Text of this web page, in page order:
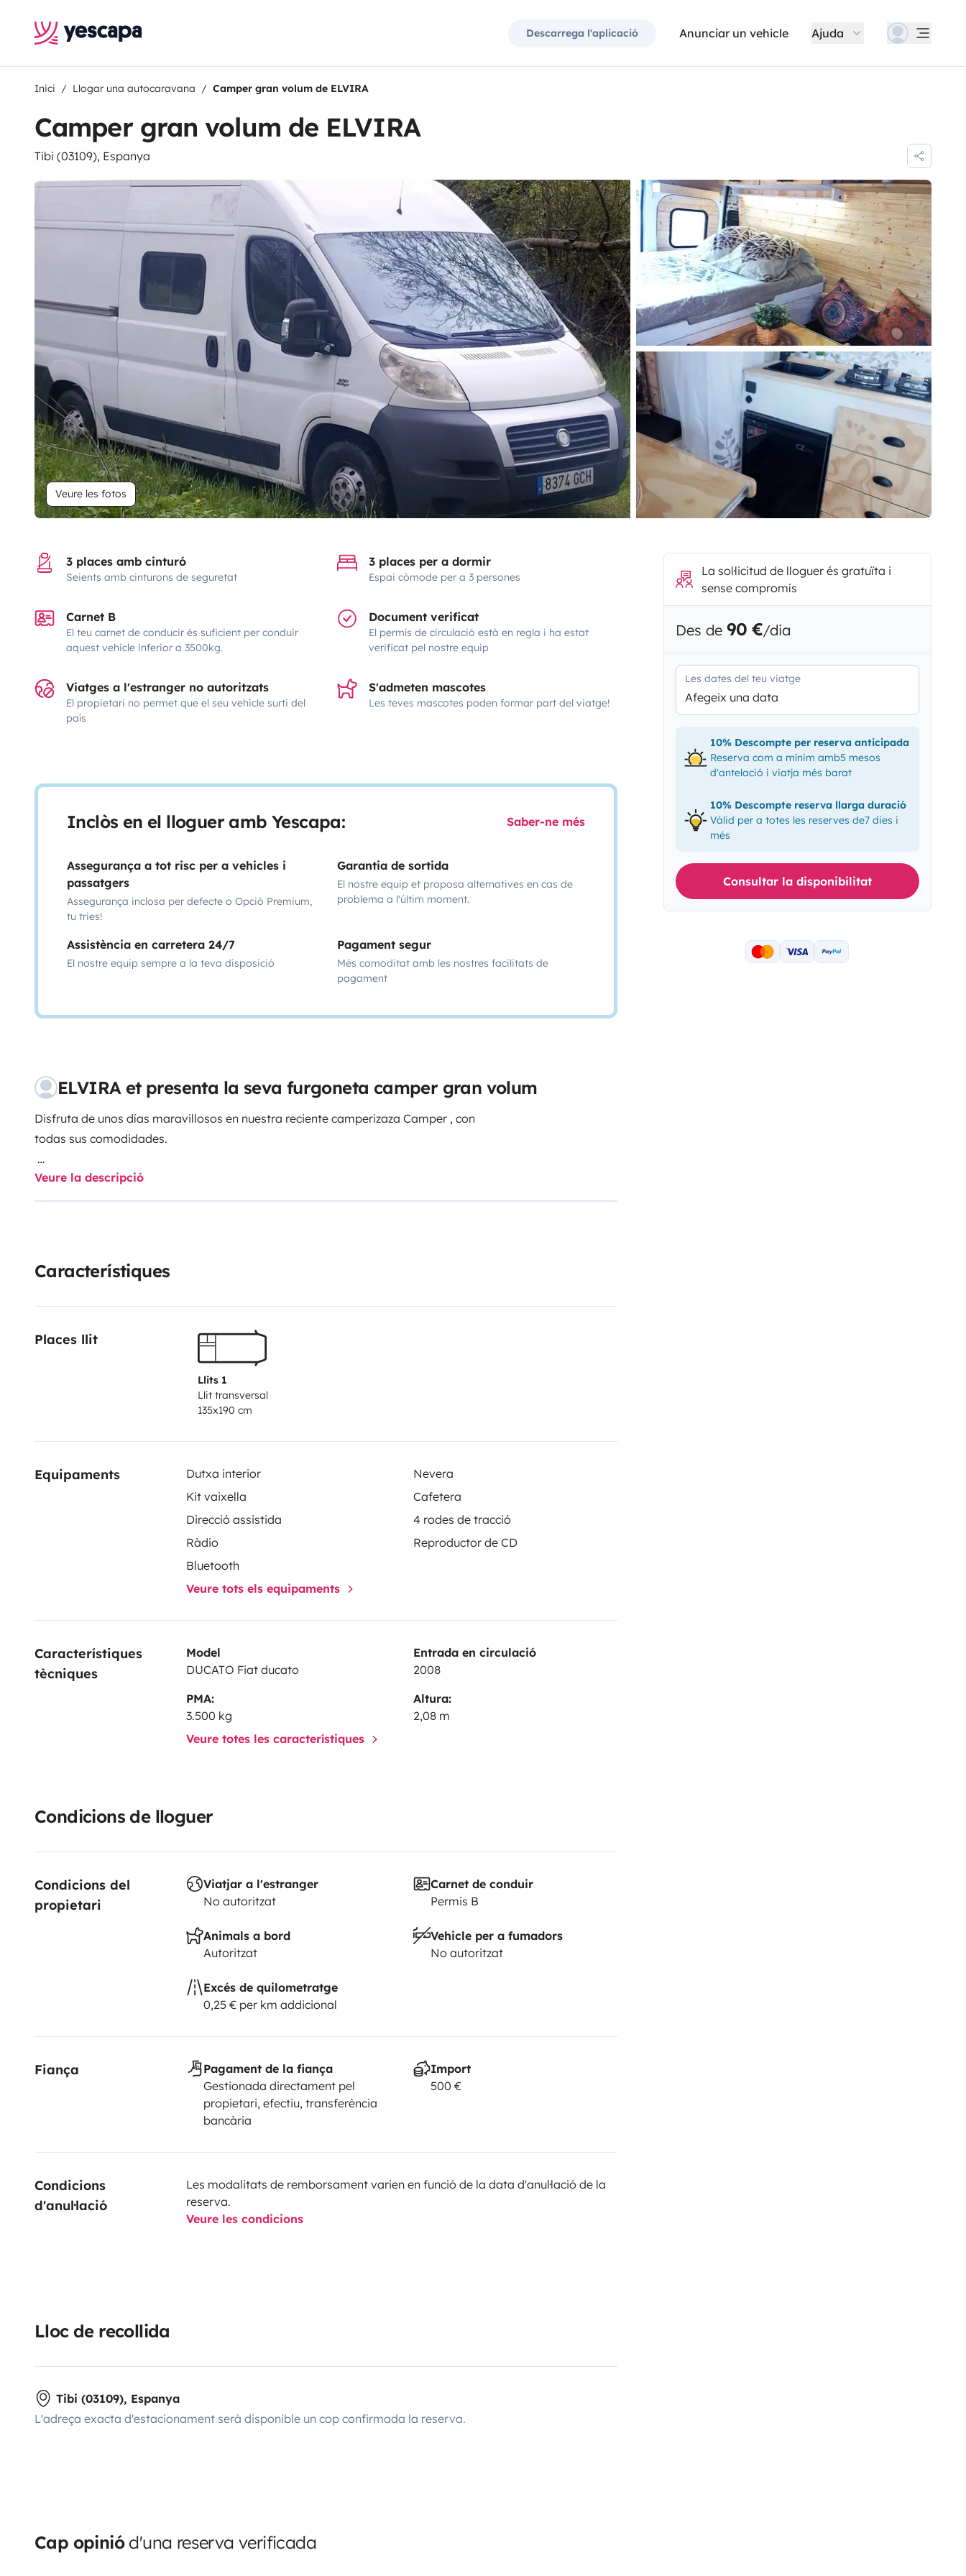
Descarrega l'aplicació Anunciar un vehicle Ajuda
Inici Llogar una autocaravana Camper gran volum de ELVIRA
Camper gran volum de ELVIRA
Tibi (03109), Espanya
Veure les fotos
3 places amb cinturó
Seients amb cinturons de seguretat
3 places per a dormir
Espai còmode per a 3 persones
Carnet B
El teu carnet de conducir és suficient per conduir
aquest vehicle inferior a 3500kg.
Document verificat
El permís de circulació està en regla i ha estat
verificat pel nostre equip
Viatges a l'estranger no autoritzats
El propietari no permet que el seu vehicle surti del
país
S'admeten mascotes
Les teves mascotes poden formar part del viatge!
Inclòs en el lloguer amb Yescapa: Saber-ne més
Assegurança a tot risc per a vehicles i
passatgers
Assegurança inclosa per defecte o Opció Premium,
tu tries!
Garantia de sortida
El nostre equip et proposa alternatives en cas de
problema a l'últim moment.
Assistència en carretera 24/7
El nostre equip sempre a la teva disposició
Pagament segur
Més comoditat amb les nostres facilitats de
pagament
ELVIRA et presenta la seva furgoneta camper gran volum
Disfruta de unos días maravillosos en nuestra reciente camperizaza Camper , con
todas sus comodidades.
Cama de 1'35 ,extensible a 1'80 por si sois dos o tres.
Placa solar 400 w .
Banco y mesa interior y mesas y sillas para exterior.
Pueden aparcar si coche tranquilamente en nuestra parcela los días que se van de
Veure la descripció
Característiques
Places llit
Llits 1
Llit transversal
135x190 cm
Equipaments Dutxa interior
Nevera
Kit vaixella
Cafetera
Direcció assistida
4 rodes de tracció
Ràdio
Reproductor de CD
Bluetooth
Veure tots els equipaments
Característiques
tècniques
Model
DUCATO Fiat ducato
Entrada en circulació
2008
PMA:
3.500 kg
Altura:
2,08 m
Veure totes les característiques
Condicions de lloguer
Condicions del
propietari
Viatjar a l'estranger
No autoritzat
Carnet de conduir
Permis B
Animals a bord
Autoritzat
Vehicle per a fumadors
No autoritzat
Excés de quilometratge
0,25 € per km addicional
Fiança
Pagament de la fiança
Gestionada directament pel
propietari, efectiu, transferència
bancària
Import
500 €
Condicions
d'anul·lació
Les modalitats de remborsament varien en funció de la data d'anul·lació de la
reserva.
Veure les condicions
Lloc de recollida
Tibi (03109), Espanya
L'adreça exacta d'estacionament serà disponible un cop confirmada la reserva.
Cap opiniód'una reserva verificada
La sol·licitud de lloguer és gratuïta i
sense compromís
Des de 90 €/dia
Les dates del teu viatge
Afegeix una data
10% Descompte per reserva anticipada
Reserva com a mínim amb5 mesos
d'antelació i viatja més barat
10% Descompte reserva llarga duració
Vàlid per a totes les reserves de7 dies i
més
Consultar la disponibilitat